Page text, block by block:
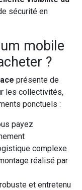
sécurité en
mobile
?
présente de
les collectivités,
ponctuels :
payez
complexe
réalisé par
et entretenu